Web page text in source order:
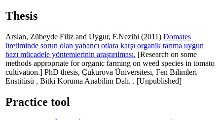
Thesis
Arslan, Zübeyde Filiz and Uygur, F.Nezihi (2011) Domates
üretiminde sorun olan yabancı otlara karşı organik tarıma uygun
bazı mücadele yöntemlerinin araştırılması. [Research on some
methods approprıate for organic farming on weed species in tomato
cultivation.] PhD thesis, Çukurova Üniversitesi, Fen Bilimleri
Enstitüsü , Bitki Koruma Anabilim Dalı. . [Unpublished]
Practice tool